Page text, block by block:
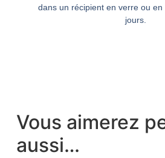
dans un récipient en verre ou
jours.
Vous aimerez
aussi…